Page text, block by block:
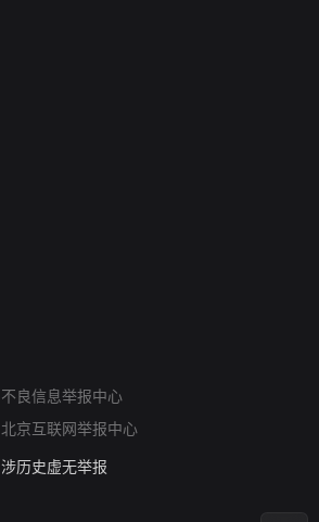
不良信息举报中心
北京互联网举报中心
亚运会举报专区
涉历史虚无举报